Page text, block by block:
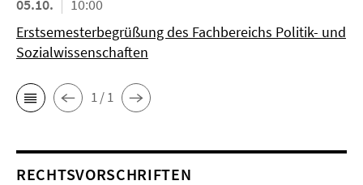
05.10.
10:00
Erstsemesterbegrüßung des Fachbereichs Politik- und
Sozialwissenschaften
1 / 1
RECHTSVORSCHRIFTEN